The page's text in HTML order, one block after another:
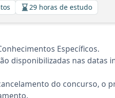
29 horas de estudo
Específicos.
disponibilizadas nas datas
do concurso, o